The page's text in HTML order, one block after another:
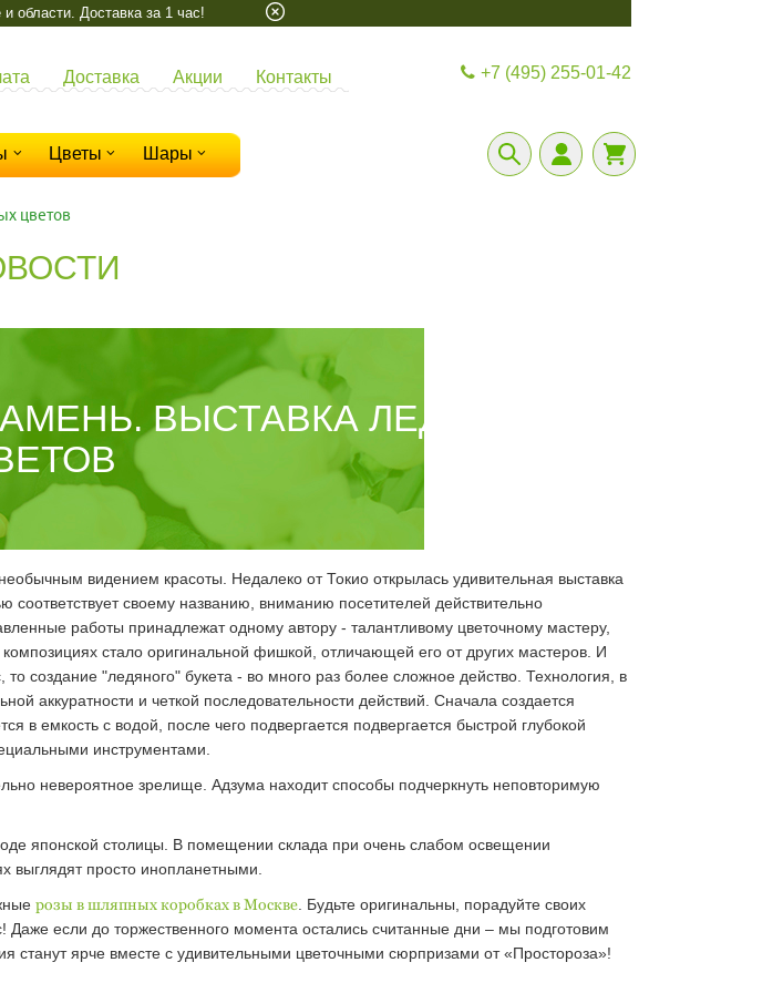
области. Доставка за 1 час!
Доставка Акции Контакты
Цветы Шары
+7 (495) 255-01-42
цветов
ВЫСТАВКА ЛЕДЯНЫХ
видением красоты. Недалеко от Токио открылась удивительная выставка
соответствует своему названию, вниманию посетителей действительно
работы принадлежат одному автору - талантливому цветочному мастеру,
стало оригинальной фишкой, отличающей его от других мастеров. И
создание "ледяного" букета - во много раз более сложное действо. Технология, в
аккуратности и четкой последовательности действий. Сначала создается
в емкость с водой, после чего подвергается подвергается быстрой глубокой
инструментами.
невероятное зрелище. Адзума находит способы подчеркнуть неповторимую
японской столицы. В помещении склада при очень слабом освещении
выглядят просто инопланетными.
розы в шляпных коробках в Москве . Будьте оригинальны, порадуйте своих
если до торжественного момента остались считанные дни – мы подготовим
ярче вместе с удивительными цветочными сюрпризами от «Простороза»!